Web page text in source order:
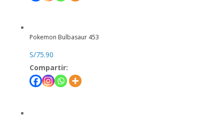
Pokemon Bulbasaur 453
S/75.90
Compartir: